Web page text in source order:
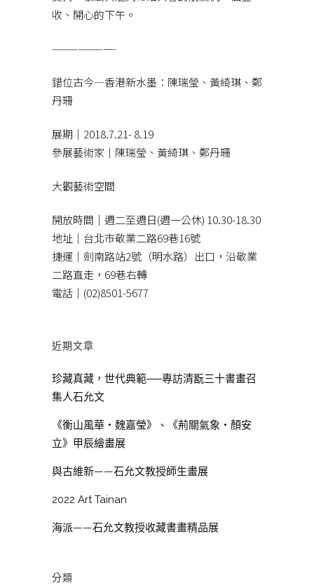
收、開心的下午。
———————-
錯位古今—香港新水墨：陳瑞瑩、黃綺琪、鄭
丹珊
展期｜2018.7.21- 8.19
參展藝術家｜陳瑞瑩、黃綺琪、鄭丹珊
大觀藝術空間
開放時間｜週二至週日(週一公休) 10.30-18.30
地址｜台北市敬業二路69巷16號
捷運｜劍南路站2號（明水路）出口，沿敬業
二路直走，69巷右轉
電話｜(02)8501-5677
近期文章
珍藏真藏，世代典範──專訪清翫三十書畫召
集人石允文
《衡山風華・魏嘉瑩》、《荊關氣象・顏安
立》甲辰繪畫展
與古維新——石允文教授師生畫展
2022 Art Tainan
海派——石允文教授收藏書畫精品展
分類